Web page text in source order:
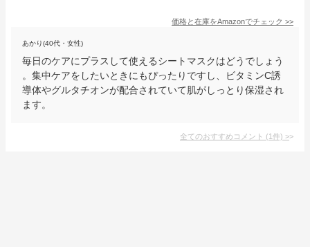
価格と在庫をAmazonでチェック >>
あかり(40代・女性)
毎日のケアにプラスして使えるシートマスクはどうでしょう
。集中ケアをしたいときにもぴったりですし、ビタミンC誘
導体やグルタチオンが配合されていて肌がしっとり保湿され
ます。
全てのおすすめコメント (1件) >